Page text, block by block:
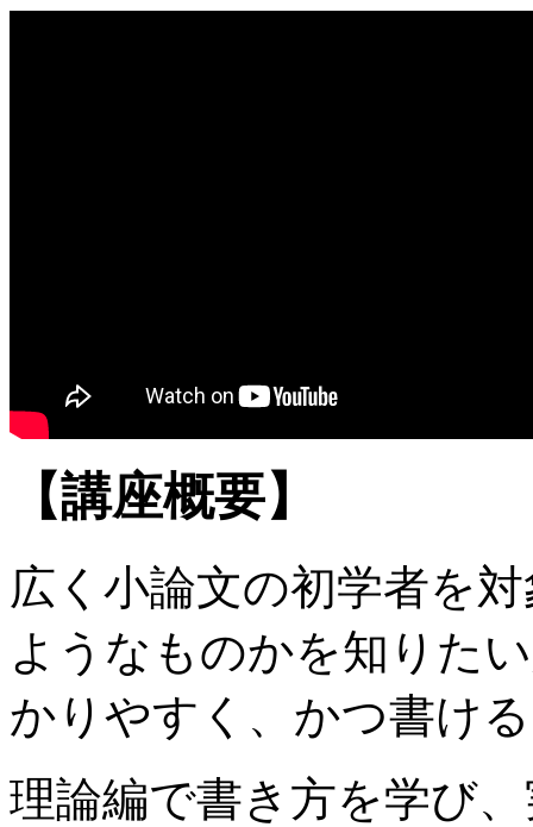
【講座概要】
広く小論文の初学者を
ようなものかを知りた
かりやすく、かつ書け
理論編で書き方を学び